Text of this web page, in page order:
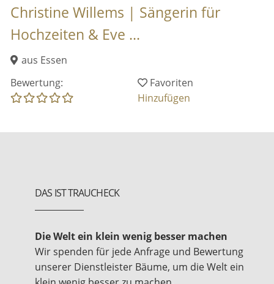
Christine Willems | Sängerin für
Hochzeiten & Eve ...
aus Essen
Bewertung:
Favoriten
Hinzufügen
DAS IST TRAUCHECK
Die Welt ein klein wenig besser machen
Wir spenden für jede Anfrage und Bewertung
unserer Dienstleister Bäume, um die Welt ein